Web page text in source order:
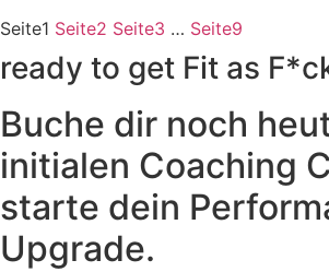
Seite1 Seite2 Seite3 … Seite9
ready to get Fit as
Buche dir noch
initialen Coaching
starte dein
Upgrade.